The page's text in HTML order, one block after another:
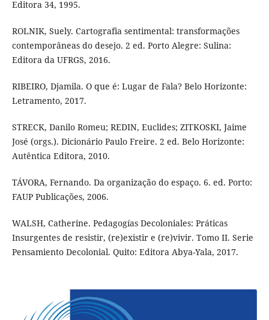
Editora 34, 1995.
ROLNIK, Suely. Cartografia sentimental: transformações
contemporâneas do desejo. 2 ed. Porto Alegre: Sulina:
Editora da UFRGS, 2016.
RIBEIRO, Djamila. O que é: Lugar de Fala? Belo Horizonte:
Letramento, 2017.
STRECK, Danilo Romeu; REDIN, Euclides; ZITKOSKI, Jaime
José (orgs.). Dicionário Paulo Freire. 2 ed. Belo Horizonte:
Autêntica Editora, 2010.
TÁVORA, Fernando. Da organização do espaço. 6. ed. Porto:
FAUP Publicações, 2006.
WALSH, Catherine. Pedagogías Decoloniales: Práticas
Insurgentes de resistir, (re)existir e (re)vivir. Tomo II. Serie
Pensamiento Decolonial. Quito: Editora Abya-Yala, 2017.